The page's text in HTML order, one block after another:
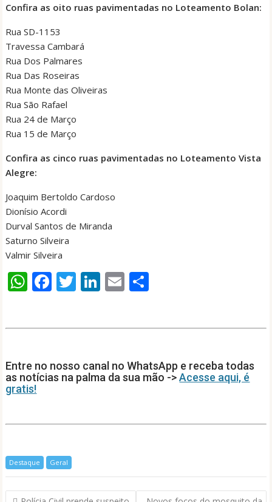
Confira as oito ruas pavimentadas no Loteamento Bolan:
Rua SD-1153
Travessa Cambará
Rua Dos Palmares
Rua Das Roseiras
Rua Monte das Oliveiras
Rua São Rafael
Rua 24 de Março
Rua 15 de Março
Confira as cinco ruas pavimentadas no Loteamento Vista
Alegre:
Joaquim Bertoldo Cardoso
Dionísio Acordi
Durval Santos de Miranda
Saturno Silveira
Valmir Silveira
W
A
p
p
F
o
o
T Li
dI
n
E
Entre no nosso canal no WhatsApp e receba todas
as notícias na palma da sua mão ->Acesse aqui, é
gratis!
Destaque Geral
Navegação